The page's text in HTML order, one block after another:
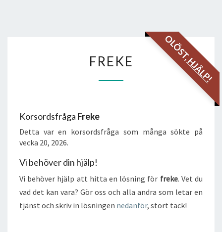
OLÖST,
HJÄLP!
FREKE
Korsordsfråga Freke
Detta var en korsordsfråga som många sökte på
vecka 20, 2026.
Vi behöver din hjälp!
Vi behöver hjälp att hitta en lösning för freke. Vet du
vad det kan vara? Gör oss och alla andra som letar en
tjänst och skriv in lösningen nedanför, stort tack!